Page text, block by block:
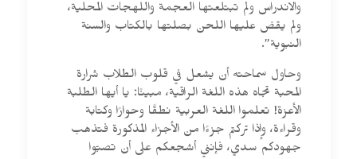
والاندراس ولم تبتلعتها العجمة واللهجات المحلية،
ولم يقض عليها اللحن بصلتها بالكتاب والسنة
النبوية”.
وحاول سماحته أن يشعل في قلوب الطلاب شرارة
المحبة تجاه هذه اللغة الراقية، مبينًا: يا أيها الطلبة
الأعزة! تعلموا اللغة العربية نطقًا وحوارًا وكتابة
وقراءة، وإذا تركتم جزءًا من الأجزاء المذكورة فتذهب
جهودكم سدي، فإنني أشجعكم على أن تصبّوا